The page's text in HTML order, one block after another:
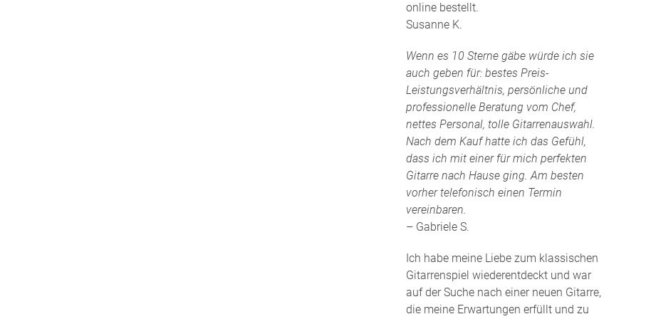
online bestellt.
Susanne K.
Wenn es 10 Sterne gäbe würde ich sie
auch geben für: bestes Preis-
Leistungsverhältnis, persönliche und
professionelle Beratung vom Chef,
nettes Personal, tolle Gitarrenauswahl.
Nach dem Kauf hatte ich das Gefühl,
dass ich mit einer für mich perfekten
Gitarre nach Hause ging. Am besten
vorher telefonisch einen Termin
vereinbaren.
– Gabriele S.
Ich habe meine Liebe zum klassischen
Gitarrenspiel wiederentdeckt und war
auf der Suche nach einer neuen Gitarre,
die meine Erwartungen erfüllt und zu